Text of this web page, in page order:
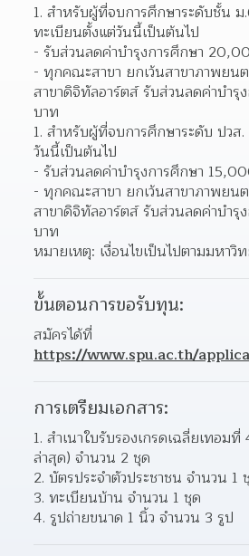
สำหรับผู้ที่จบการศึกษาระดับชั้น
ทะเบียนตั้งแต่วันนี้เป็นต้นไป
- รับส่วนลดค่าบำรุงการศึกษา
- ทุกคณะสาขา ยกเว้นสาขาภาพยน
สาขาดิจิทัลอาร์ตส์ รับส่วนลดค่าบำรุ
บาท
สำหรับผู้ที่จบการศึกษาระดับ ปวส
วันนี้เป็นต้นไป
- รับส่วนลดค่าบำรุงการศึกษา
- ทุกคณะสาขา ยกเว้นสาขาภาพยน
สาขาดิจิทัลอาร์ตส์ รับส่วนลดค่าบำ
บาท
หมายเหตุ: เงื่อนไขเป็นไปตามมหาวิ
ขั้นตอนการขอรับทุน:
https://www.spu.ac.th/
การเตรียมเอกสาร:
สำเนาใบรับรองเกรดเฉลี่ยเทอม
ล่าสุด) จำนวน 2 ชุด
บัตรประจำตัวประชาชน จำนวน 1
ทะเบียนบ้าน จำนวน 1 ชุด
รูปถ่ายขนาด 1 นิ้ว จำนวน 3 รูป